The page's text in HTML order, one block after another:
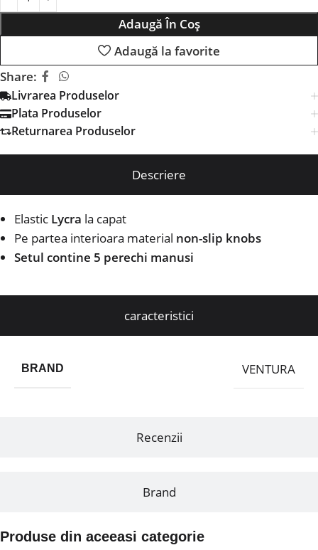
Adaugă În Coș
Adaugă la favorite
Share:
Livrarea Produselor
Plata Produselor
Returnarea Produselor
Descriere
Elastic Lycra la capat
Pe partea interioara material non-slip knobs
Setul contine 5 perechi manusi
caracteristici
Recenzii
Brand
BRAND VENTURA
Produse din aceeasi categorie